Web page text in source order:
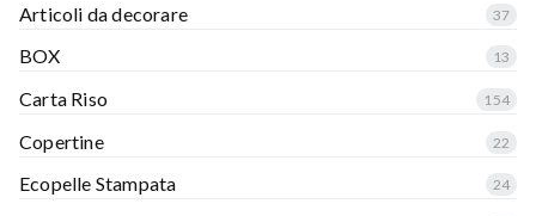
Articoli da decorare 37
BOX 13
Carta Riso 154
Copertine 22
Ecopelle Stampata 24